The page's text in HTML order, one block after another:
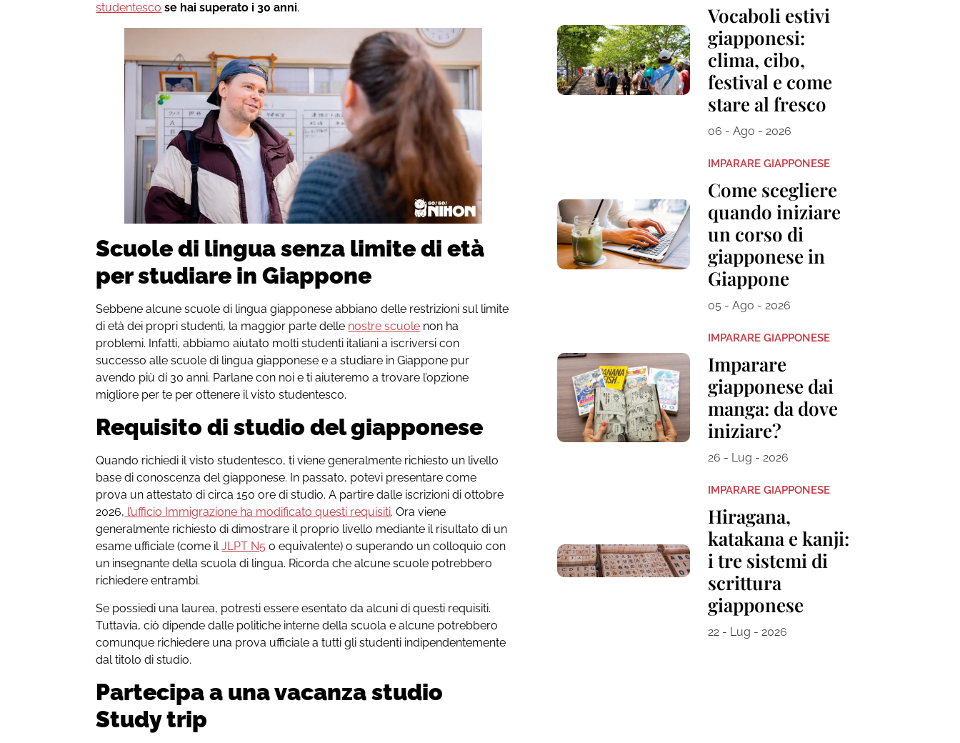
studentesco se hai superato i 30 anni.
Scuole di lingua senza limite di età
per studiare in Giappone
Sebbene alcune scuole di lingua giapponese abbiano delle restrizioni sul limite
di età dei propri studenti, la maggior parte delle nostre scuole non ha
problemi. Infatti, abbiamo aiutato molti studenti italiani a iscriversi con
successo alle scuole di lingua giapponese e a studiare in Giappone pur
avendo più di 30 anni. Parlane con noi e ti aiuteremo a trovare l’opzione
migliore per te per ottenere il visto studentesco.
Requisito di studio del giapponese
Quando richiedi il visto studentesco, ti viene generalmente richiesto un livello
base di conoscenza del giapponese. In passato, potevi presentare come
prova un attestato di circa 150 ore di studio. A partire dalle iscrizioni di ottobre
2026, l’ufficio Immigrazione ha modificato questi requisiti. Ora viene
generalmente richiesto di dimostrare il proprio livello mediante il risultato di un
esame ufficiale (come ilJLPT N5 o equivalente) o superando un colloquio con
un insegnante della scuola di lingua. Ricorda che alcune scuole potrebbero
richiedere entrambi.
Se possiedi una laurea, potresti essere esentato da alcuni di questi requisiti.
Tuttavia, ciò dipende dalle politiche interne della scuola e alcune potrebbero
comunque richiedere una prova ufficiale a tutti gli studenti indipendentemente
dal titolo di studio.
Partecipa a una vacanza studio
Study trip
Vocaboli estivi
giapponesi:
clima, cibo,
festival e come
stare al fresco
06 - Ago - 2026
IMPARARE GIAPPONESE
Come scegliere
quando iniziare
un corso di
giapponese in
Giappone
05 - Ago - 2026
IMPARARE GIAPPONESE
Imparare
giapponese dai
manga: da dove
iniziare?
26 - Lug - 2026
IMPARARE GIAPPONESE
Hiragana,
katakana e kanji:
i tre sistemi di
scrittura
giapponese
22 - Lug - 2026